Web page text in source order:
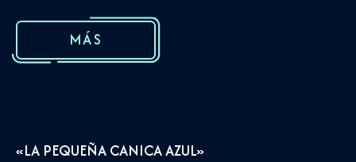
MÁS
«LA PEQUEÑA CANICA AZUL»